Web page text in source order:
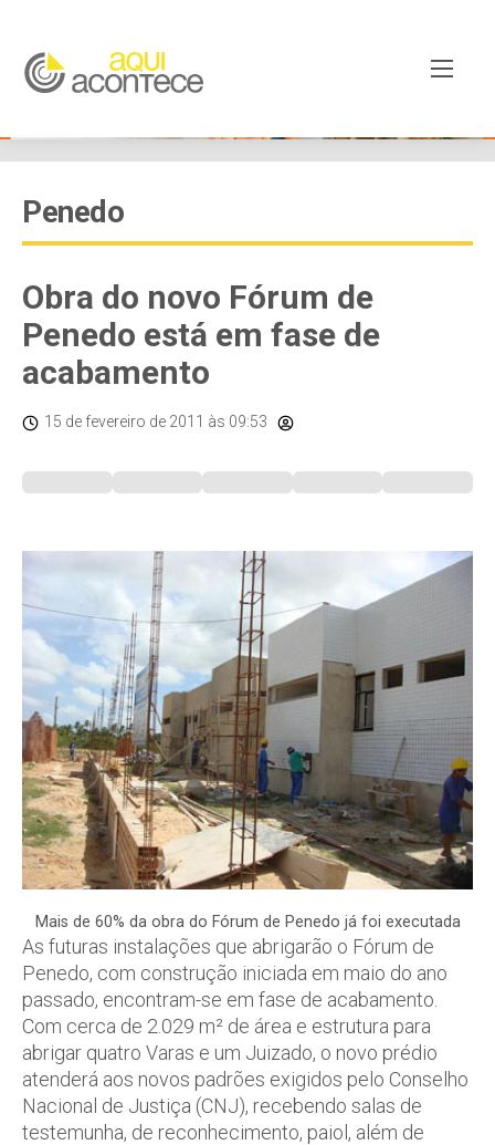
Penedo
Obra do novo Fórum de
Penedo está em fase de
acabamento
15 de fevereiro de 2011 às 09:53
Mais de 60% da obra do Fórum de Penedo já foi executada
As futuras instalações que abrigarão o Fórum de
Penedo, com construção iniciada em maio do ano
passado, encontram-se em fase de acabamento.
Com cerca de 2.029 m² de área e estrutura para
abrigar quatro Varas e um Juizado, o novo prédio
atenderá aos novos padrões exigidos pelo Conselho
Nacional de Justiça (CNJ), recebendo salas de
testemunha, de reconhecimento, paiol, além de